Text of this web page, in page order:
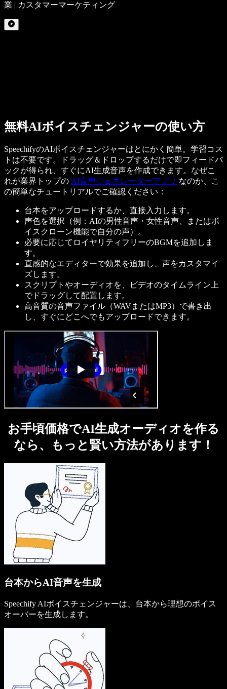
業 | カスタマーマーケティング
無料AIボイスチェンジャーの使い方
SpeechifyのAIボイスチェンジャーはとにかく簡単。学習コス
トは不要です。ドラッグ＆ドロップするだけで即フィードバ
ックが得られ、すぐにAI生成音声を作成できます。なぜこ
れが業界トップの AI音声ジェネレーターアプリ なのか、こ
の簡単なチュートリアルでご確認ください：
台本をアップロードするか、直接入力します。
声色を選択（例：AIの男性音声・女性音声、またはボ
イスクローン機能で自分の声）。
必要に応じてロイヤリティフリーのBGMを追加しま
す。
直感的なエディターで効果を追加し、声をカスタマイ
ズします。
スクリプトやオーディオを、ビデオのタイムライン上
でドラッグして配置します。
高音質の音声ファイル（WAVまたはMP3）で書き出
し、すぐにどこへでもアップロードできます。
お手頃価格でAI生成オーディオを作る
なら、もっと賢い方法があります！
台本からAI音声を生成
Speechify AIボイスチェンジャーは、台本から理想のボイス
オーバーを生成します。